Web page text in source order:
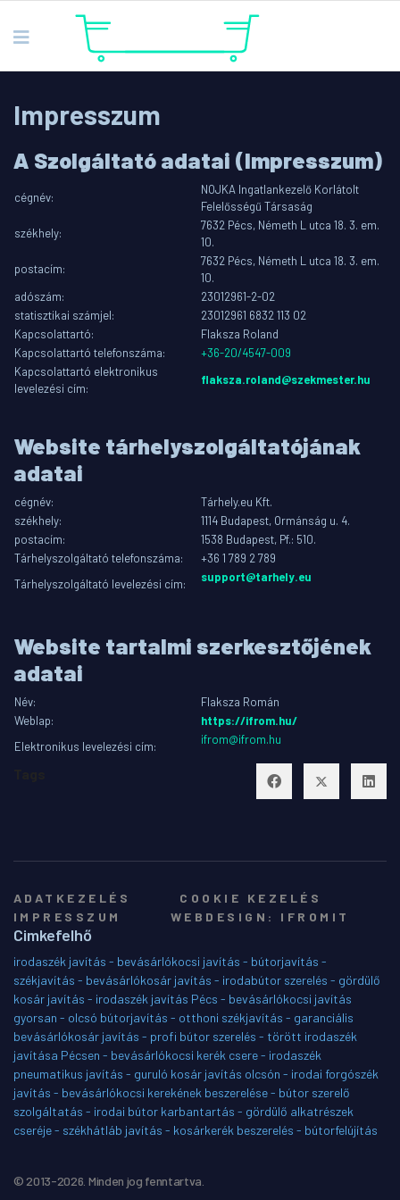
Impresszum
A Szolgáltató adatai (Impresszum)
cégnév:
NOJKA Ingatlankezelő Korlátolt
Felelősségű Társaság
székhely:
7632 Pécs, Németh L utca 18. 3. em.
10.
postacím:
7632 Pécs, Németh L utca 18. 3. em.
10.
adószám:
23012961-2-02
statisztikai számjel:
23012961 6832 113 02
Kapcsolattartó:
Flaksza Roland
Kapcsolattartó telefonszáma:
+36-20/4547-009
Kapcsolattartó elektronikus
levelezési cím:
flaksza.roland@szekmester.hu
Website tárhelyszolgáltatójának
adatai
cégnév:
Tárhely.eu Kft.
székhely:
1114 Budapest, Ormánság u. 4.
postacím:
1538 Budapest, Pf.: 510.
Tárhelyszolgáltató telefonszáma:
+36 1 789 2 789
Tárhelyszolgáltató levelezési cím:
support@tarhely.eu
Website tartalmi szerkesztőjének
adatai
Név:
Flaksza Román
Weblap:
https://ifrom.hu/
Elektronikus levelezési cím:
ifrom@ifrom.hu
ADATKEZELÉS
COOKIE KEZELÉS
IMPRESSZUM
WEBDESIGN: IFROMIT
Cimkefelhő
irodaszék javítás - bevásárlókocsi javítás - bútorjavítás -
székjavítás - bevásárlókosár javítás - irodabútor szerelés - gördülő
kosár javítás - irodaszék javítás Pécs - bevásárlókocsi javítás
gyorsan - olcsó bútorjavítás - otthoni székjavítás - garanciális
bevásárlókosár javítás - profi bútor szerelés - törött irodaszék
javítása Pécsen - bevásárlókocsi kerék csere - irodaszék
pneumatikus javítás - guruló kosár javítás olcsón - irodai forgószék
javítás - bevásárlókocsi kerekének beszerelése - bútor szerelő
szolgáltatás - irodai bútor karbantartás - gördülő alkatrészek
cseréje - székhátláb javítás - kosárkerék beszerelés - bútorfelújítás
© 2013-2026. Minden jog fenntartva.